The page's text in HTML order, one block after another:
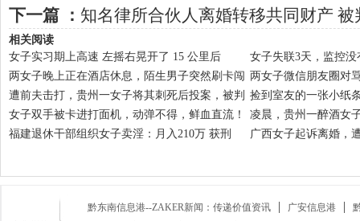
下一篇 ： 知名律所合伙人离婚转移共同财产 被
相关阅读
女子实习期上高速 左摇右晃开了 15 公里后
女子失联3天，监控
两女子晚上正在酒店休息，陌生男子突然刷卡闯 两女子微信朋友圈对
遭前夫击打，贵州一女子将其刺死后投案，被判 捡到室友的一张小纸
女子双手被卡进打面机，动弹不得，鲜血直流！
凌晨，贵州一醉酒女
福建退休干部组织女子卖淫：月入210万 获刑
广西女子起诉离婚，
黔东南信息港--ZAKER新闻：传递价值资讯 广安信息港